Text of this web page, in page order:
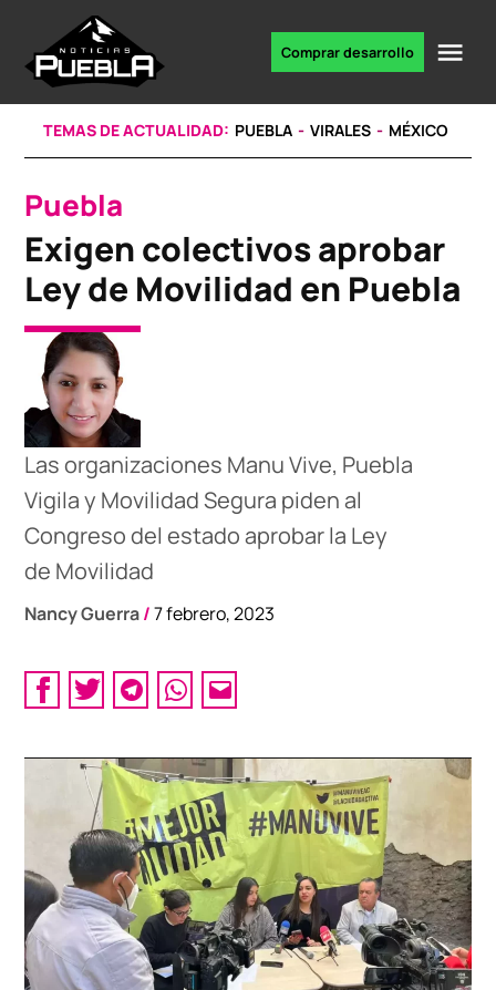
content
noticias
Comprar desarrollo
TEMAS DE ACTUALIDAD: PUEBLA VIRALES MÉXICO
POSTED
IN
Puebla
Exigen colectivos aprobar
Ley de Movilidad en Puebla
Las organizaciones Manu Vive, Puebla
Vigila y Movilidad Segura piden al
Congreso del estado aprobar la Ley
de Movilidad
Nancy Guerra/ 7 febrero, 2023